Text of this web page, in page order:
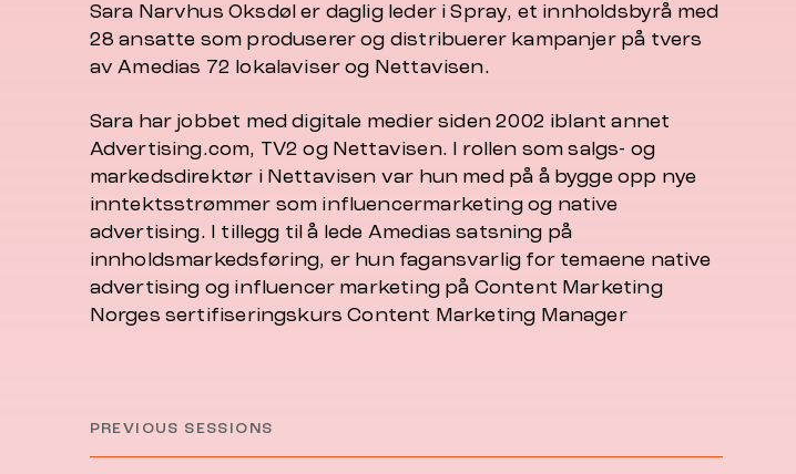
Sara Narvhus Oksdøl er daglig leder i Spray, et innholdsbyrå med
28 ansatte som produserer og distribuerer kampanjer på tvers
av Amedias 72 lokalaviser og Nettavisen.
Sara har jobbet med digitale medier siden 2002 iblant annet
Advertising.com, TV2 og Nettavisen. I rollen som salgs- og
markedsdirektør i Nettavisen var hun med på å bygge opp nye
inntektsstrømmer som influencermarketing og native
advertising. I tillegg til å lede Amedias satsning på
innholdsmarkedsføring, er hun fagansvarlig for temaene native
advertising og influencer marketing på Content Marketing
Norges sertifiseringskurs Content Marketing Manager
PREVIOUS SESSIONS